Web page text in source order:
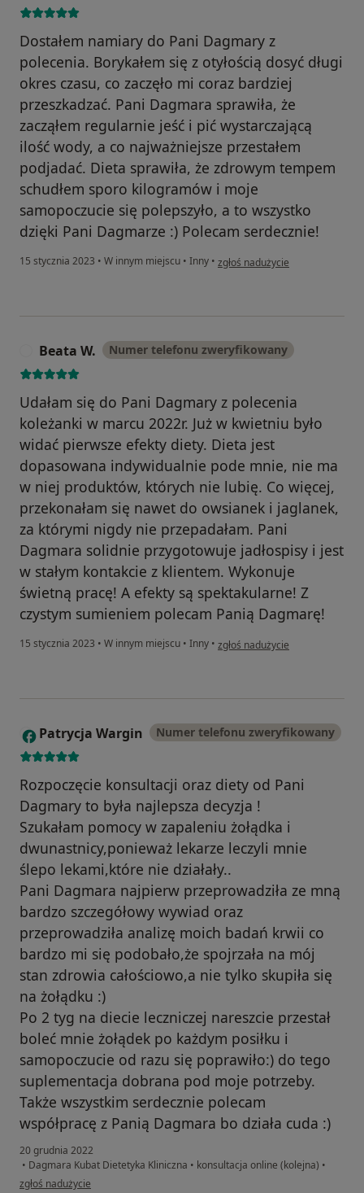
Dostałem namiary do Pani Dagmary z
polecenia. Borykałem się z otyłością dosyć długi
okres czasu, co zaczęło mi coraz bardziej
przeszkadzać. Pani Dagmara sprawiła, że
zacząłem regularnie jeść i pić wystarczającą
ilość wody, a co najważniejsze przestałem
podjadać. Dieta sprawiła, że zdrowym tempem
schudłem sporo kilogramów i moje
samopoczucie się polepszyło, a to wszystko
dzięki Pani Dagmarze :) Polecam serdecznie!
15 stycznia 2023 • W innym miejscu • Inny • w opinii użytkownika Paweł K.
zgłoś nadużycie
Beata W. Numer telefonu zweryfikowany
Udałam się do Pani Dagmary z polecenia
koleżanki w marcu 2022r. Już w kwietniu było
widać pierwsze efekty diety. Dieta jest
dopasowana indywidualnie pode mnie, nie ma
w niej produktów, których nie lubię. Co więcej,
przekonałam się nawet do owsianek i jaglanek,
za którymi nigdy nie przepadałam. Pani
Dagmara solidnie przygotowuje jadłospisy i jest
w stałym kontakcie z klientem. Wykonuje
świetną pracę! A efekty są spektakularne! Z
czystym sumieniem polecam Panią Dagmarę!
15 stycznia 2023 • W innym miejscu • Inny • w opinii użytkownika Beata W.
zgłoś nadużycie
P Patrycja Wargin Numer telefonu zweryfikowany
Rozpoczęcie konsultacji oraz diety od Pani
Dagmary to była najlepsza decyzja !
Szukałam pomocy w zapaleniu żołądka i
dwunastnicy,ponieważ lekarze leczyli mnie
ślepo lekami,które nie działały..
Pani Dagmara najpierw przeprowadziła ze mną
bardzo szczegółowy wywiad oraz
przeprowadziła analizę moich badań krwii co
bardzo mi się podobało,że spojrzała na mój
stan zdrowia całościowo,a nie tylko skupiła się
na żołądku :)
Po 2 tyg na diecie leczniczej nareszcie przestał
boleć mnie żołądek po każdym posiłku i
samopoczucie od razu się poprawiło:) do tego
suplementacja dobrana pod moje potrzeby.
Także wszystkim serdecznie polecam
współpracę z Panią Dagmara bo działa cuda :)
20 grudnia 2022
• Dagmara Kubat Dietetyka Kliniczna • konsultacja online (kolejna) •
w opinii użytkownika Patrycja Wargin
zgłoś nadużycie